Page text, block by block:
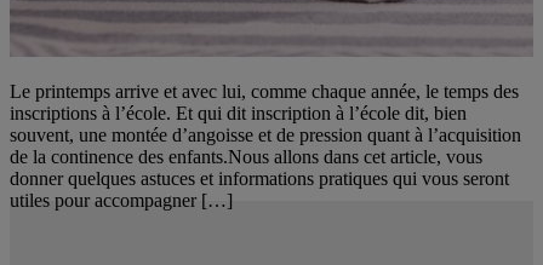
Le printemps arrive et avec lui, comme chaque année, le temps des
inscriptions à l’école. Et qui dit inscription à l’école dit, bien
souvent, une montée d’angoisse et de pression quant à l’acquisition
de la continence des enfants.Nous allons dans cet article, vous
donner quelques astuces et informations pratiques qui vous seront
utiles pour accompagner […]